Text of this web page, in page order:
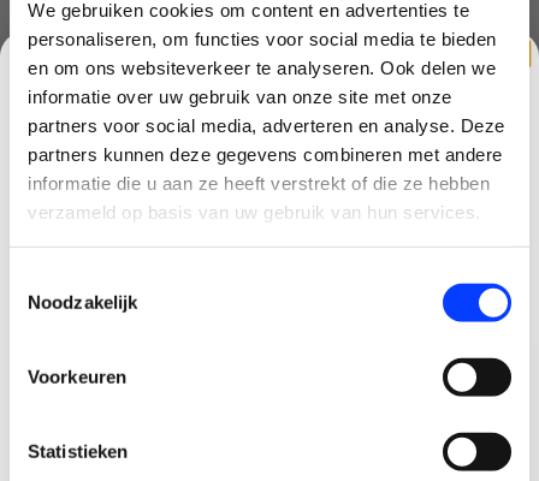
We gebruiken cookies om content en advertenties te
personaliseren, om functies voor social media te bieden
en om ons websiteverkeer te analyseren. Ook delen we
informatie over uw gebruik van onze site met onze
partners voor social media, adverteren en analyse. Deze
partners kunnen deze gegevens combineren met andere
informatie die u aan ze heeft verstrekt of die ze hebben
verzameld op basis van uw gebruik van hun services.
Noodzakelijk
Voorkeuren
Statistieken
AMEWI SPARROW MINI
AMEWI FIGHTSTAR BATTLE
CLAIM KORTING OP JE EERSTE
BESTELLING!